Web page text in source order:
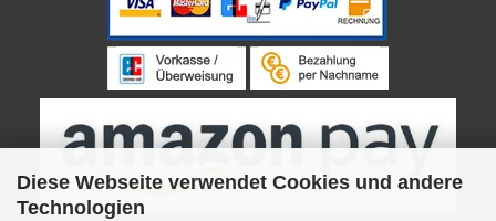
Diese Webseite verwendet Cookies und andere
Technologien